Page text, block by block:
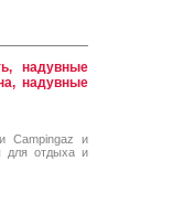
надувные
надувные
Campingaz и
для отдыха и